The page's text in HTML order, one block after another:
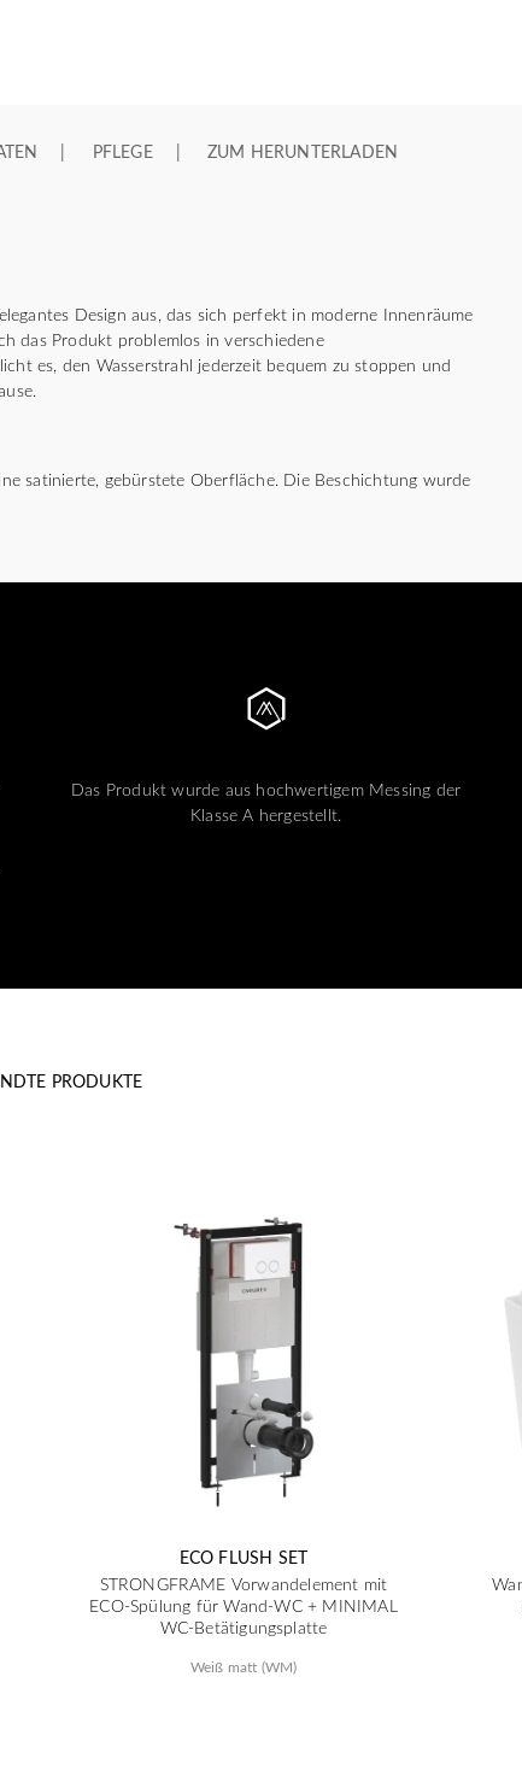
PFLEGE ZUM HERUNTERLADEN
Design aus, das sich perfekt in moderne Innenräume
das Produkt problemlos in verschiedene
es, den Wasserstrahl jederzeit bequem zu stoppen und
satinierte, gebürstete Oberfläche. Die Beschichtung wurde
Das Produkt wurde aus hochwertigem Messing der
Klasse A hergestellt.
PRODUKTE
ECO FLUSH SET
STRONGFRAME Vorwandelement mit
ECO-Spülung für Wand-WC + MINIMAL
WC-Betätigungsplatte
Weiß matt (WM)